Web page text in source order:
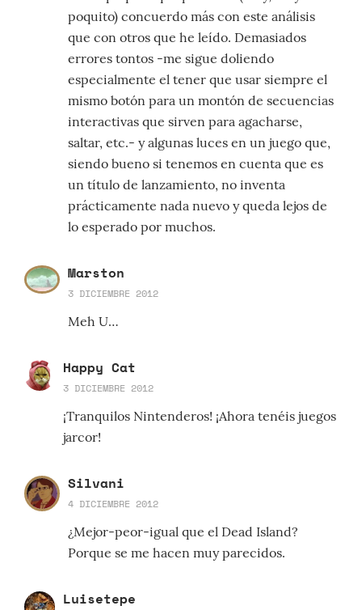
poquito) concuerdo más con este análisis
que con otros que he leído. Demasiados
errores tontos -me sigue doliendo
especialmente el tener que usar siempre el
mismo botón para un montón de secuencias
interactivas que sirven para agacharse,
saltar, etc.- y algunas luces en un juego que,
siendo bueno si tenemos en cuenta que es
un título de lanzamiento, no inventa
prácticamente nada nuevo y queda lejos de
lo esperado por muchos.
Marston
3 DICIEMBRE 2012
Meh U…
Happy Cat
3 DICIEMBRE 2012
¡Tranquilos Nintenderos! ¡Ahora tenéis juegos
jarcor!
Silvani
4 DICIEMBRE 2012
¿Mejor-peor-igual que el Dead Island?
Porque se me hacen muy parecidos.
Luisetepe